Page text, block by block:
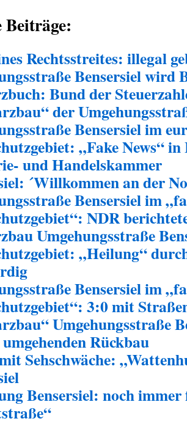
Rechtsstreites: illegal
Bensersiel wird
Bund der
der
Bensersiel im
„Fake News“
und Handelskammer
´Willkommen an der
Bensersiel im
NDR
Umgehungsstraße
„Heilung“
Bensersiel im
3:0 mit
Umgehungsstraße
Rückbau
Sehschwäche:
Bensersiel: noch